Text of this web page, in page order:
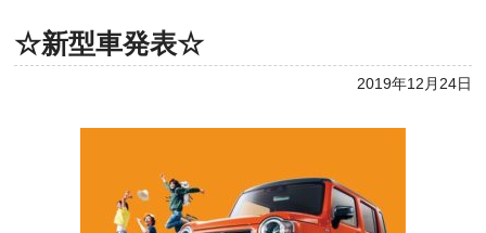
☆新型車発表☆
2019年12月24日